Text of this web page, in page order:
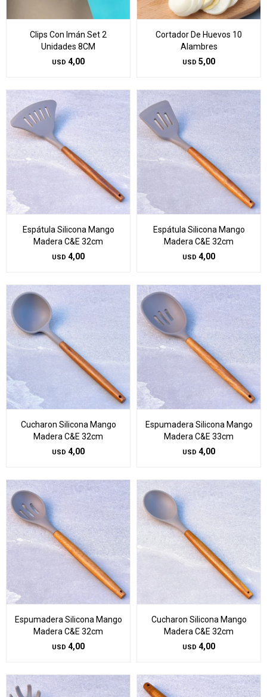
Clips Con Imán Set 2
Unidades 8CM
USD 4,00
Cortador De Huevos 10
Alambres
USD 5,00
Espátula Silicona Mango
Madera C&E 32cm
USD 4,00
Espátula Silicona Mango
Madera C&E 32cm
USD 4,00
Cucharon Silicona Mango
Madera C&E 32cm
USD 4,00
Espumadera Silicona Mango
Madera C&E 33cm
USD 4,00
Espumadera Silicona Mango
Madera C&E 32cm
USD 4,00
Cucharon Silicona Mango
Madera C&E 32cm
USD 4,00